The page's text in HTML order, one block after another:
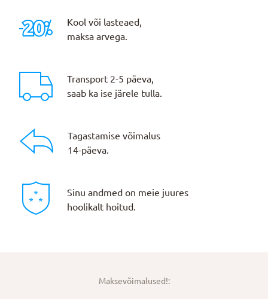
Kool või lasteaed,
maksa arvega.
Transport 2-5 päeva,
saab ka ise järele tulla.
Tagastamise võimalus
14-päeva.
Sinu andmed on meie juures
hoolikalt hoitud.
Maksevõimalused!: